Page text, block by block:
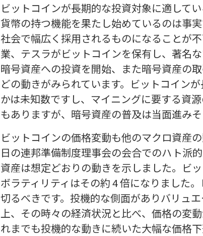
ビットコインが長期的な投資対象に適して
貨幣の持つ機能を果たし始めているのは事
社会で幅広く採用されるものになることが
業、テスラがビットコインを保有し、著名
暗号資産への投資を開始、また暗号資産の
どの動きがみられています。ビットコイン
かは未知数ですし、マイニングに要する資
もありますが、暗号資産の普及は当面進みそ
ビットコインの価格変動も他のマクロ資産
日の連邦準備制度理事会の会合でのハト派
資産は想定どおりの動きを示しました。ビ
ボラティリティはその約 4 倍になりました
切るべきです。投機的な側面がありバリュ
上、その時々の経済状況と比べ、価格の変
れまでも投機的な動きに続いた大幅な価格